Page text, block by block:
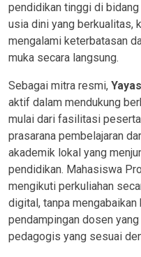
pendidikan tinggi di
usia dini yang berkualitas,
mengalami keterbatasan
muka secara langsung.
Sebagai mitra resmi,
aktif dalam mendukung
mulai dari fasilitasi
prasarana pembelajaran
akademik lokal yang
pendidikan. Mahasiswa
mengikuti perkuliahan
digital, tanpa
pendampingan dosen
pedagogis yang sesuai